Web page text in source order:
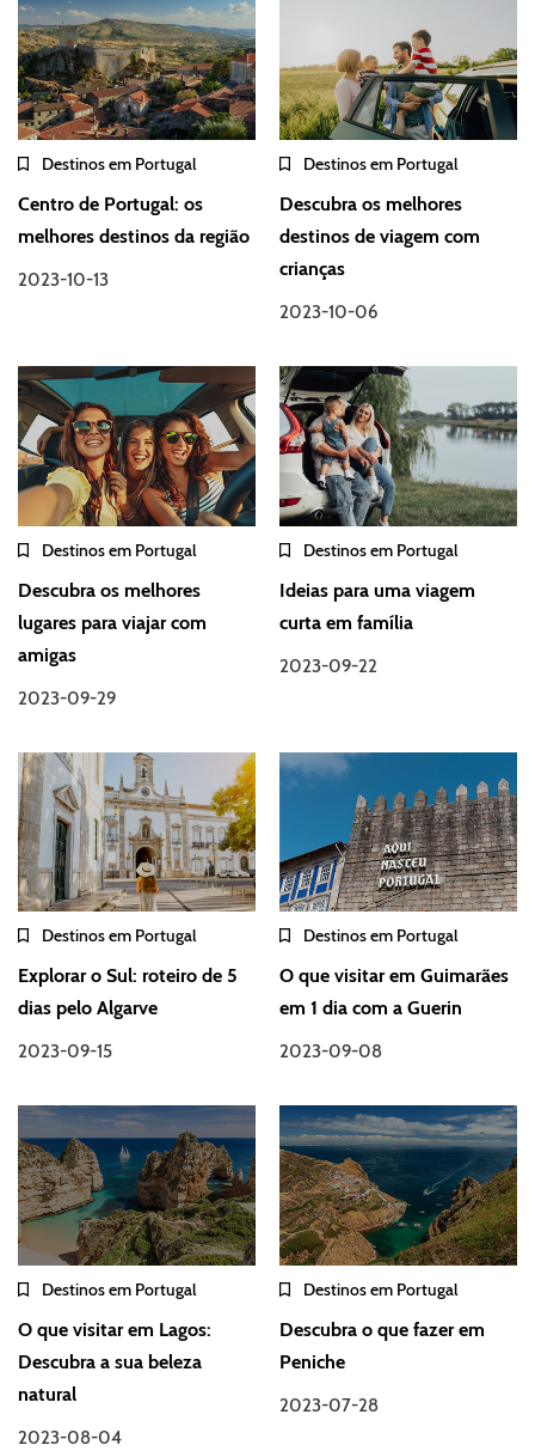
Destinos em Portugal
Centro de Portugal: os
melhores destinos da região
2023-10-13
Destinos em Portugal
Descubra os melhores
destinos de viagem com
crianças
2023-10-06
Destinos em Portugal
Descubra os melhores
lugares para viajar com
amigas
2023-09-29
Destinos em Portugal
Ideias para uma viagem
curta em família
2023-09-22
Destinos em Portugal
Explorar o Sul: roteiro de 5
dias pelo Algarve
2023-09-15
Destinos em Portugal
O que visitar em Guimarães
em 1 dia com a Guerin
2023-09-08
Destinos em Portugal
O que visitar em Lagos:
Descubra a sua beleza
natural
2023-08-04
Destinos em Portugal
Descubra o que fazer em
Peniche
2023-07-28